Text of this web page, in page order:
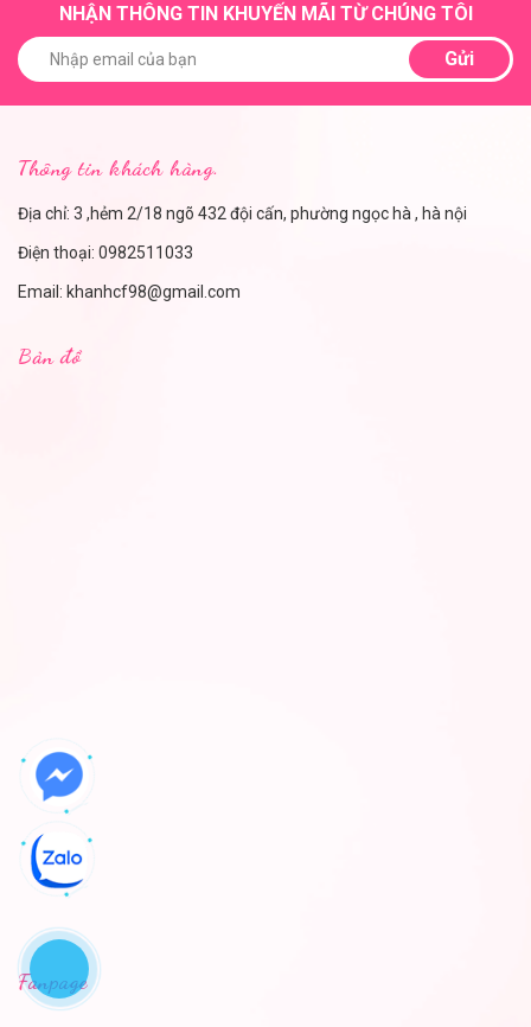
NHẬN THÔNG TIN KHUYẾN MÃI TỪ CHÚNG TÔI
Gửi
Thông tin khách hàng.
Địa chỉ: 3 ,hẻm 2/18 ngõ 432 đội cấn, phường ngọc hà , hà nội
Điện thoại: 0982511033
Email: khanhcf98@gmail.com
Bản đồ
Fanpage